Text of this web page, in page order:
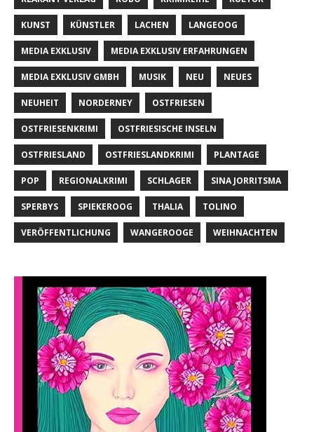
KUNST KÜNSTLER LACHEN LANGEOOG
MEDIA EXKLUSIV MEDIA EXKLUSIV ERFAHRUNGEN
MEDIA EXKLUSIV GMBH MUSIK NEU NEUES
NEUHEIT NORDERNEY OSTFRIESEN
OSTFRIESENKRIMI OSTFRIESISCHE INSELN
OSTFRIESLAND OSTFRIESLANDKRIMI PLANTAGE
POP REGIONALKRIMI SCHLAGER SINA JORRITSMA
SPERBYS SPIEKEROOG THALIA TOLINO
VERÖFFENTLICHUNG WANGEROOGE WEIHNACHTEN